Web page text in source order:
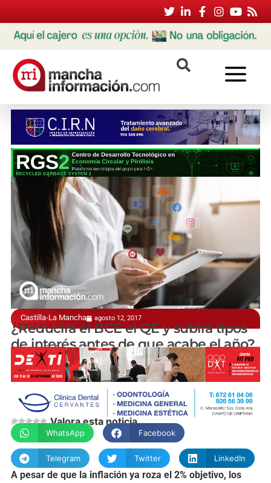
Castilla-La Mancha agosto 12, 2017
Ya roza el 2% objetivo
¿Reducirá el BCE el QE y subirá tipos
de interés antes de que acabe el año?
manchainformacion.com
Valora esta noticia
WhatsApp Facebook
Telegram Twitter LinkedIn
A pesar de que la inflación ya roza el 2% objetivo, los